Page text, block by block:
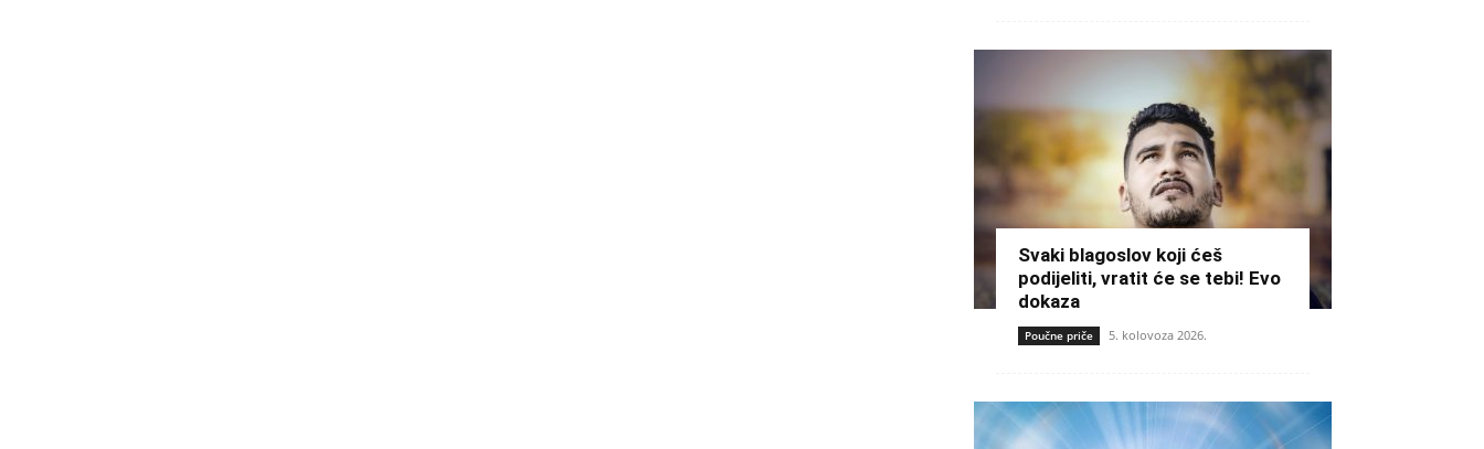
Svaki blagoslov koji ćeš
podijeliti, vratit će se tebi! Evo
dokaza
Poučne priče 5. kolovoza 2026.